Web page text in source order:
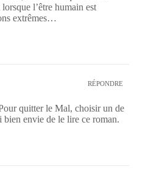
l’être humain est
extrêmes…
RÉPONDRE
quitter le Mal, choisir un de
bien envie de le lire ce roman.